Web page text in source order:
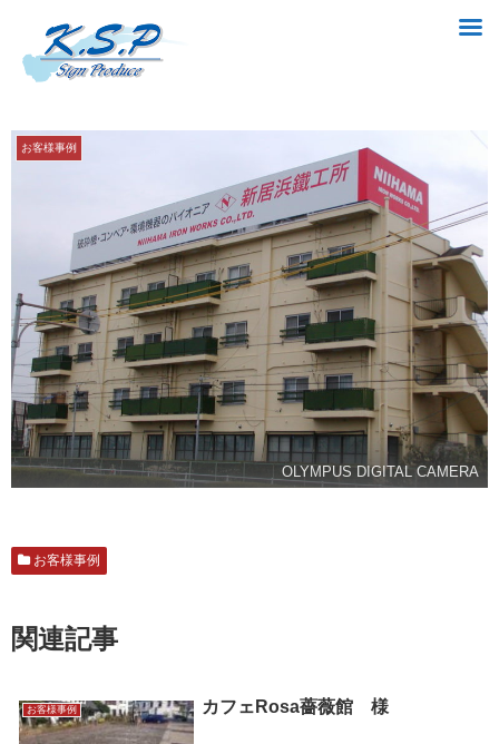
お客様事例
OLYMPUS DIGITAL CAMERA
お客様事例
関連記事
お客様事例 カフェRosa薔薇館 様